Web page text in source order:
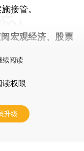
接管。
阅宏观经济、股票
续阅读
读权限
升级